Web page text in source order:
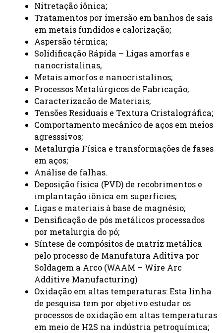
Nitretação iônica;
Tratamentos por imersão em banhos de sais
em metais fundidos e calorização;
Aspersão térmica;
Solidificação Rápida – Ligas amorfas e
nanocristalinas,
Metais amorfos e nanocristalinos;
Processos Metalúrgicos de Fabricação;
Caracterizacão de Materiais;
Tensões Residuais e Textura Cristalográfica;
Comportamento mecânico de aços em meios
agresssivos;
Metalurgia Física e transformações de fases
em aços;
Análise de falhas.
Deposição física (PVD) de recobrimentos e
implantação iônica em superfícies;
Ligas e materiais à base de magnésio;
Densificação de pós metálicos processados
por metalurgia do pó;
Síntese de compósitos de matriz metálica
pelo processo de Manufatura Aditiva por
Soldagem a Arco (WAAM – Wire Arc
Additive Manufacturing)
Oxidação em altas temperaturas: Esta linha
de pesquisa tem por objetivo estudar os
processos de oxidação em altas temperaturas
em meio de H2S na indústria petroquímica;